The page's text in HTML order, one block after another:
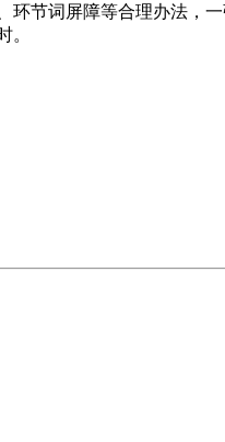
节词屏障等合理办法，
。